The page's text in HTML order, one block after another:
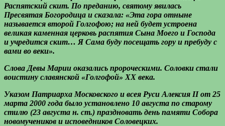
Распятский скит. По преданию, святому явилась
Пресвятая Богородица и сказала: «Эта гора отныне
называется второй Голгофою; на ней будет устроена
великая каменная церковь распятия Сына Моего и Господа
и учредится скит… Я Сама буду посещать гору и пребуду с
вами во веки».
Слова Девы Марии оказались пророческими. Соловки стали
воистину славянской «Голгофой» XX века.
Указом Патриарха Московского и всея Руси Алексия II от 25
марта 2000 года было установлено 10 августа по старому
стилю (23 августа н. ст.) праздновать день памяти Собора
новомучеников и исповедников Соловецких.